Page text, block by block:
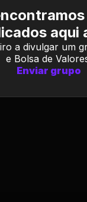
aqui
a divulgar um
e Bolsa de
Enviar grupo